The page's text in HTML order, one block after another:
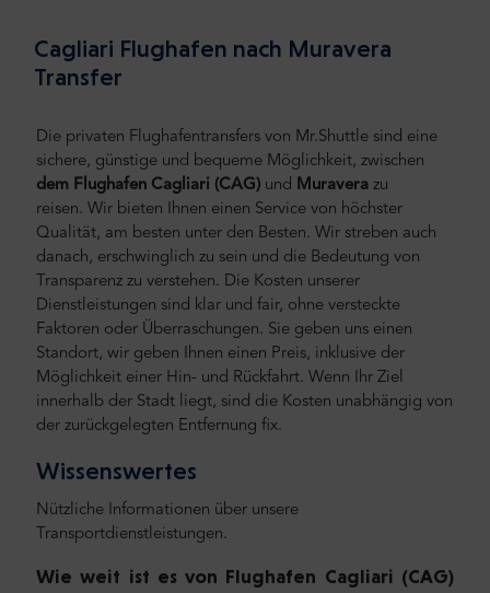
Cagliari Flughafen nach Muravera
Transfer
Die privaten Flughafentransfers von Mr.Shuttle sind eine
sichere, günstige und bequeme Möglichkeit, zwischen
dem Flughafen Cagliari (CAG) und Muravera zu
reisen. Wir bieten Ihnen einen Service von höchster
Qualität, am besten unter den Besten. Wir streben auch
danach, erschwinglich zu sein und die Bedeutung von
Transparenz zu verstehen. Die Kosten unserer
Dienstleistungen sind klar und fair, ohne versteckte
Faktoren oder Überraschungen. Sie geben uns einen
Standort, wir geben Ihnen einen Preis, inklusive der
Möglichkeit einer Hin- und Rückfahrt. Wenn Ihr Ziel
innerhalb der Stadt liegt, sind die Kosten unabhängig von
der zurückgelegten Entfernung fix.
Wissenswertes
Nützliche Informationen über unsere
Transportdienstleistungen.
Wie weit ist es von Flughafen Cagliari (CAG)